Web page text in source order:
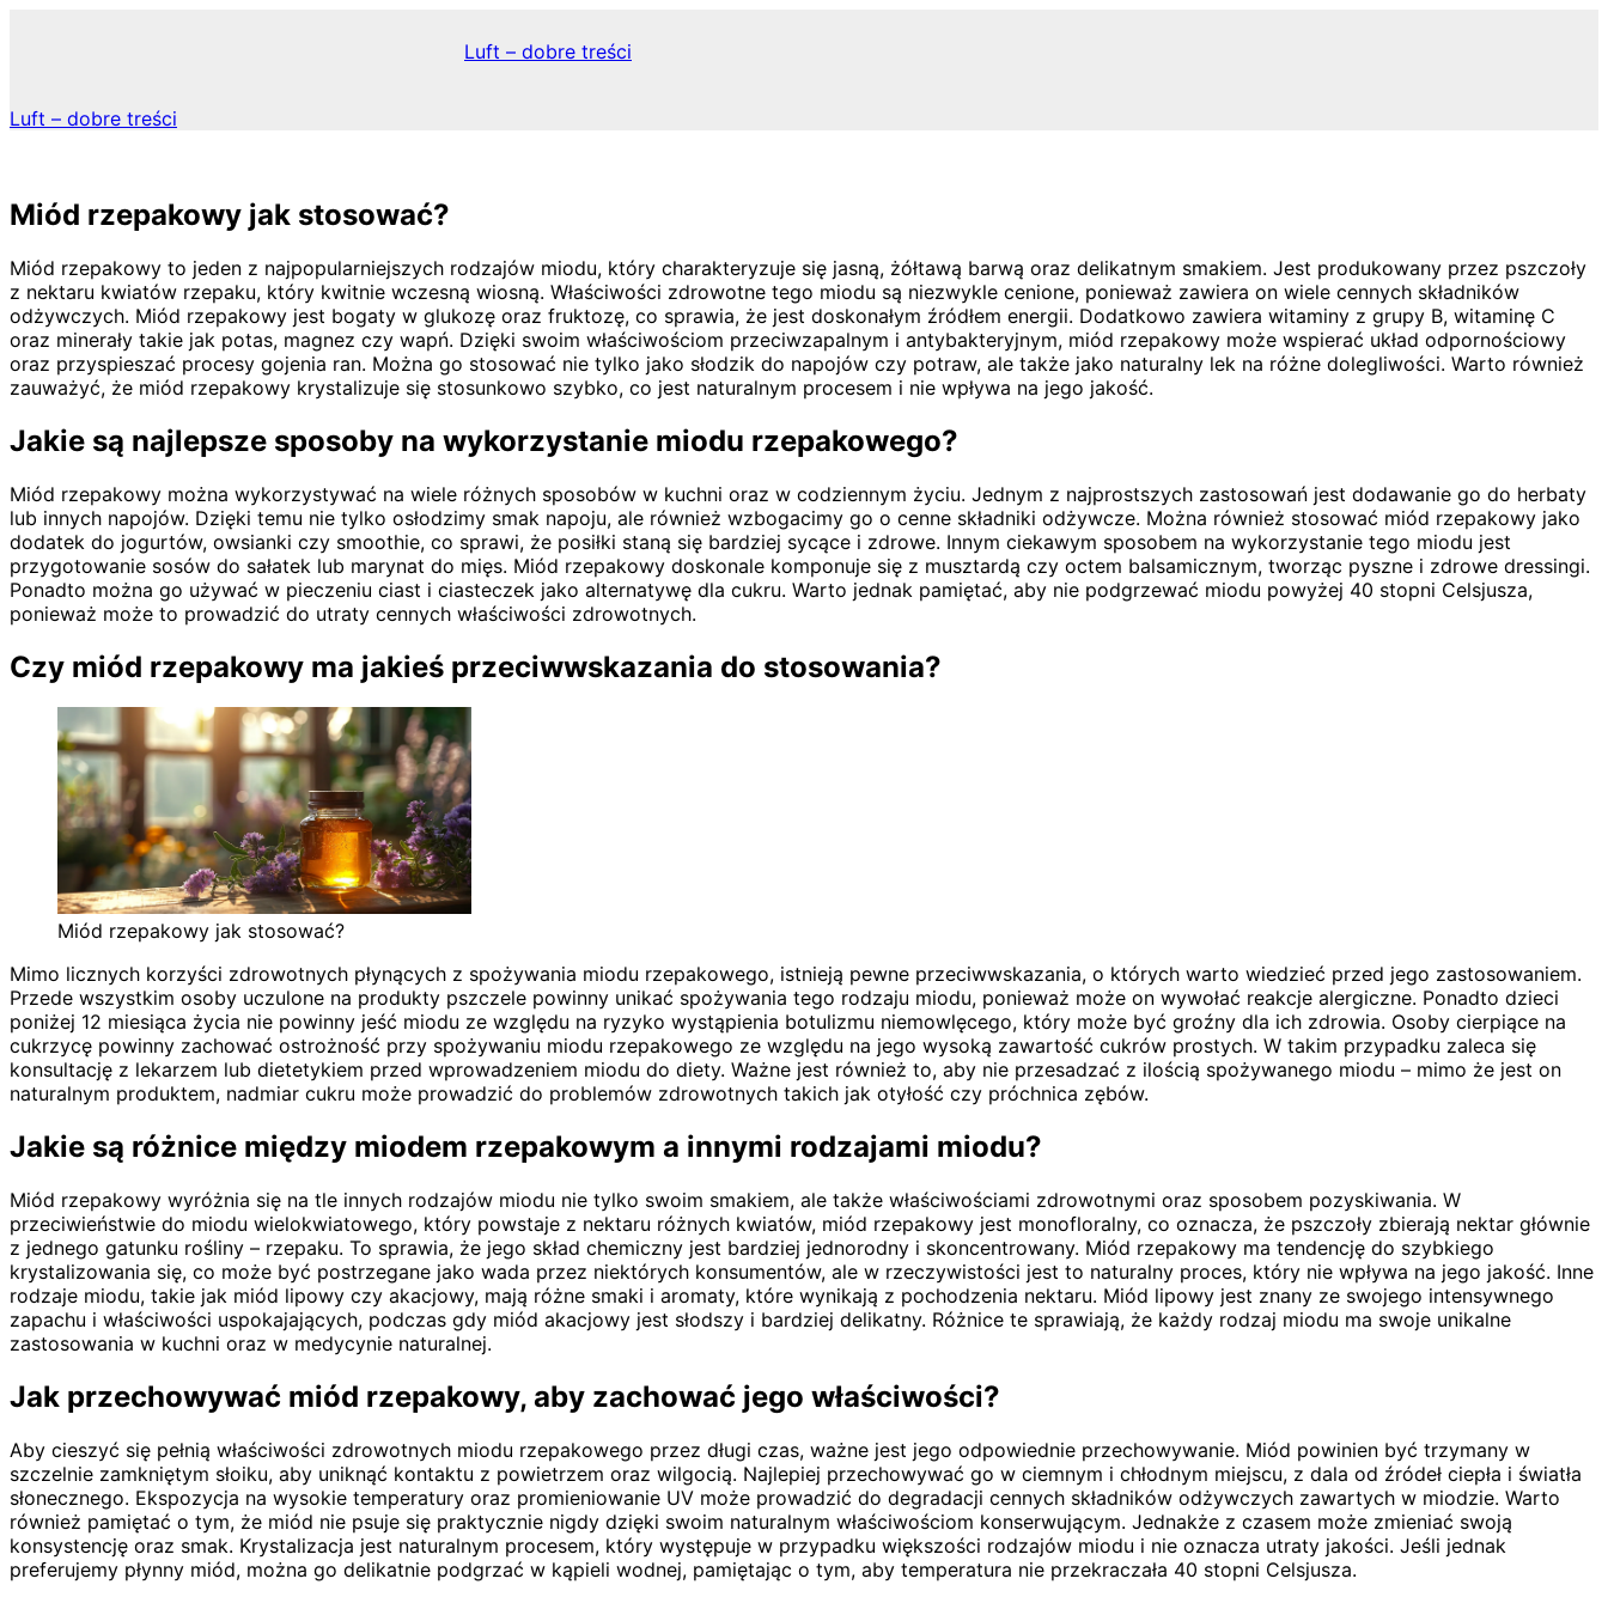
Luft – dobre treści
Luft – dobre treści
Miód rzepakowy jak stosować?
Miód rzepakowy to jeden z najpopularniejszych rodzajów miodu, który charakteryzuje się jasną, żółtawą barwą oraz delikatnym smakiem. Jest produkowany przez pszczoły
z nektaru kwiatów rzepaku, który kwitnie wczesną wiosną. Właściwości zdrowotne tego miodu są niezwykle cenione, ponieważ zawiera on wiele cennych składników
odżywczych. Miód rzepakowy jest bogaty w glukozę oraz fruktozę, co sprawia, że jest doskonałym źródłem energii. Dodatkowo zawiera witaminy z grupy B, witaminę C
oraz minerały takie jak potas, magnez czy wapń. Dzięki swoim właściwościom przeciwzapalnym i antybakteryjnym, miód rzepakowy może wspierać układ odpornościowy
oraz przyspieszać procesy gojenia ran. Można go stosować nie tylko jako słodzik do napojów czy potraw, ale także jako naturalny lek na różne dolegliwości. Warto również
zauważyć, że miód rzepakowy krystalizuje się stosunkowo szybko, co jest naturalnym procesem i nie wpływa na jego jakość.
Jakie są najlepsze sposoby na wykorzystanie miodu rzepakowego?
Miód rzepakowy można wykorzystywać na wiele różnych sposobów w kuchni oraz w codziennym życiu. Jednym z najprostszych zastosowań jest dodawanie go do herbaty
lub innych napojów. Dzięki temu nie tylko osłodzimy smak napoju, ale również wzbogacimy go o cenne składniki odżywcze. Można również stosować miód rzepakowy jako
dodatek do jogurtów, owsianki czy smoothie, co sprawi, że posiłki staną się bardziej sycące i zdrowe. Innym ciekawym sposobem na wykorzystanie tego miodu jest
przygotowanie sosów do sałatek lub marynat do mięs. Miód rzepakowy doskonale komponuje się z musztardą czy octem balsamicznym, tworząc pyszne i zdrowe dressingi.
Ponadto można go używać w pieczeniu ciast i ciasteczek jako alternatywę dla cukru. Warto jednak pamiętać, aby nie podgrzewać miodu powyżej 40 stopni Celsjusza,
ponieważ może to prowadzić do utraty cennych właściwości zdrowotnych.
Czy miód rzepakowy ma jakieś przeciwwskazania do stosowania?
Miód rzepakowy jak stosować?
Mimo licznych korzyści zdrowotnych płynących z spożywania miodu rzepakowego, istnieją pewne przeciwwskazania, o których warto wiedzieć przed jego zastosowaniem.
Przede wszystkim osoby uczulone na produkty pszczele powinny unikać spożywania tego rodzaju miodu, ponieważ może on wywołać reakcje alergiczne. Ponadto dzieci
poniżej 12 miesiąca życia nie powinny jeść miodu ze względu na ryzyko wystąpienia botulizmu niemowlęcego, który może być groźny dla ich zdrowia. Osoby cierpiące na
cukrzycę powinny zachować ostrożność przy spożywaniu miodu rzepakowego ze względu na jego wysoką zawartość cukrów prostych. W takim przypadku zaleca się
konsultację z lekarzem lub dietetykiem przed wprowadzeniem miodu do diety. Ważne jest również to, aby nie przesadzać z ilością spożywanego miodu – mimo że jest on
naturalnym produktem, nadmiar cukru może prowadzić do problemów zdrowotnych takich jak otyłość czy próchnica zębów.
Jakie są różnice między miodem rzepakowym a innymi rodzajami miodu?
Miód rzepakowy wyróżnia się na tle innych rodzajów miodu nie tylko swoim smakiem, ale także właściwościami zdrowotnymi oraz sposobem pozyskiwania. W
przeciwieństwie do miodu wielokwiatowego, który powstaje z nektaru różnych kwiatów, miód rzepakowy jest monofloralny, co oznacza, że pszczoły zbierają nektar głównie
z jednego gatunku rośliny – rzepaku. To sprawia, że jego skład chemiczny jest bardziej jednorodny i skoncentrowany. Miód rzepakowy ma tendencję do szybkiego
krystalizowania się, co może być postrzegane jako wada przez niektórych konsumentów, ale w rzeczywistości jest to naturalny proces, który nie wpływa na jego jakość. Inne
rodzaje miodu, takie jak miód lipowy czy akacjowy, mają różne smaki i aromaty, które wynikają z pochodzenia nektaru. Miód lipowy jest znany ze swojego intensywnego
zapachu i właściwości uspokajających, podczas gdy miód akacjowy jest słodszy i bardziej delikatny. Różnice te sprawiają, że każdy rodzaj miodu ma swoje unikalne
zastosowania w kuchni oraz w medycynie naturalnej.
Jak przechowywać miód rzepakowy, aby zachować jego właściwości?
Aby cieszyć się pełnią właściwości zdrowotnych miodu rzepakowego przez długi czas, ważne jest jego odpowiednie przechowywanie. Miód powinien być trzymany w
szczelnie zamkniętym słoiku, aby uniknąć kontaktu z powietrzem oraz wilgocią. Najlepiej przechowywać go w ciemnym i chłodnym miejscu, z dala od źródeł ciepła i światła
słonecznego. Ekspozycja na wysokie temperatury oraz promieniowanie UV może prowadzić do degradacji cennych składników odżywczych zawartych w miodzie. Warto
również pamiętać o tym, że miód nie psuje się praktycznie nigdy dzięki swoim naturalnym właściwościom konserwującym. Jednakże z czasem może zmieniać swoją
konsystencję oraz smak. Krystalizacja jest naturalnym procesem, który występuje w przypadku większości rodzajów miodu i nie oznacza utraty jakości. Jeśli jednak
preferujemy płynny miód, można go delikatnie podgrzać w kąpieli wodnej, pamiętając o tym, aby temperatura nie przekraczała 40 stopni Celsjusza.